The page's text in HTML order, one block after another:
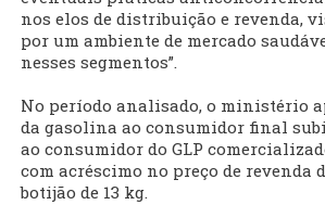
nos elos de distribuição e revenda,
por um ambiente de mercado
nesses segmentos”.
No período analisado, o ministério
da gasolina ao consumidor final
ao consumidor do GLP
com acréscimo no preço de revenda
botijão de 13 kg.